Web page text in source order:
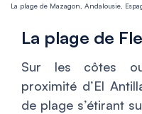
La plage de Mazagon, Andalousie,
La plage de
Sur les côtes
proximité d’El
de plage s’étirant